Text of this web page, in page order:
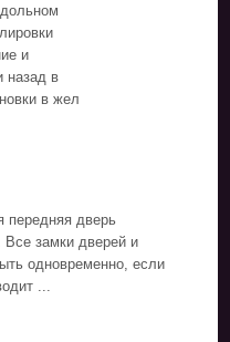
и
назад в
в жел
передняя дверь
замки дверей и
одновременно, если
...